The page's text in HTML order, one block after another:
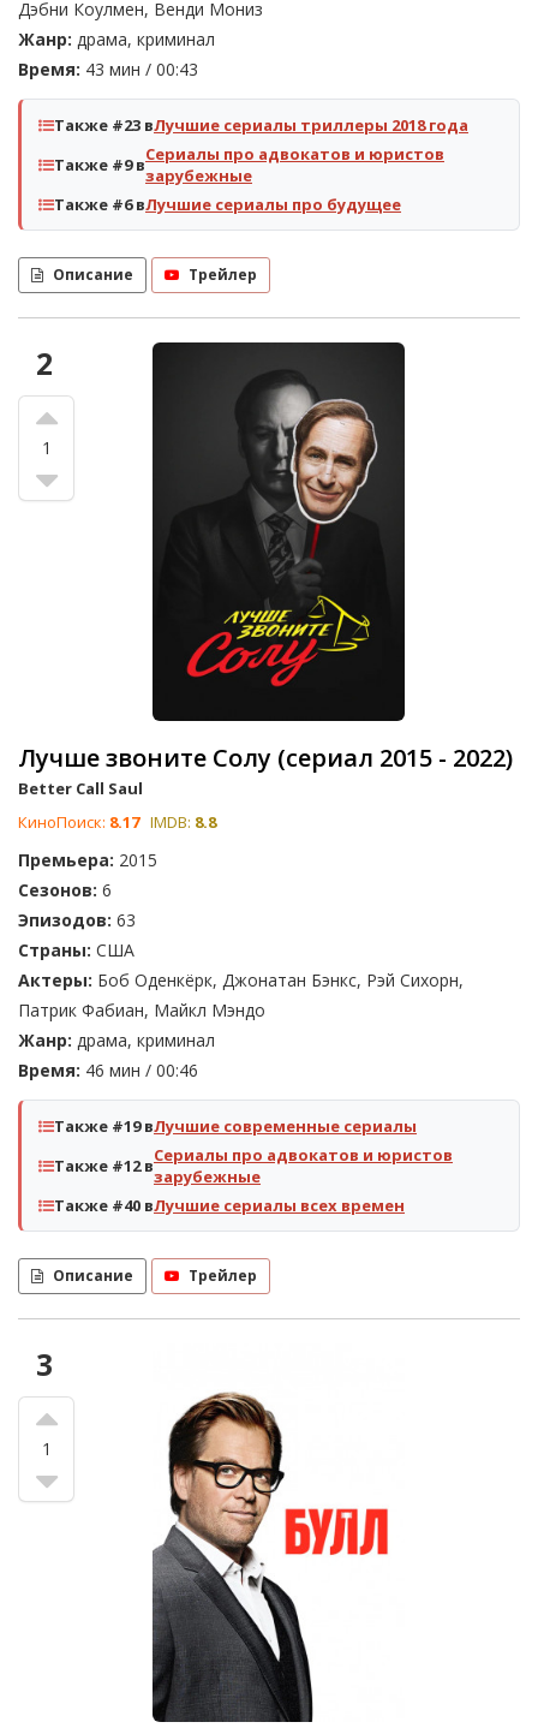
Дэбни Коулмен, Венди Мониз
Жанр: драма, криминал
Время: 43 мин / 00:43
Также #23 вЛучшие сериалы триллеры 2018 года
Также #9 вСериалы про адвокатов и юристов
зарубежные
Также #6 вЛучшие сериалы про будущее
Описание Трейлер
2
1
Лучше звоните Солу (сериал 2015 - 2022)
Better Call Saul
КиноПоиск: 8.17 IMDB: 8.8
Премьера: 2015
Сезонов: 6
Эпизодов: 63
Страны: США
Актеры: Боб Оденкёрк, Джонатан Бэнкс, Рэй Сихорн,
Патрик Фабиан, Майкл Мэндо
Жанр: драма, криминал
Время: 46 мин / 00:46
Также #19 вЛучшие современные сериалы
Также #12 вСериалы про адвокатов и юристов
зарубежные
Также #40 вЛучшие сериалы всех времен
Описание Трейлер
3
1